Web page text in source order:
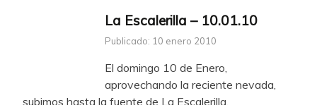
La Escalerilla – 10.01.10
Publicado: 10 enero 2010
El domingo 10 de Enero,
aprovechando la reciente nevada,
subimos hasta la fuente de La Escalerilla,